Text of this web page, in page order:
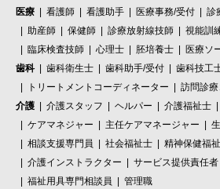
医療 看護師 看護助手 医療事務/受付 診
助産師
保健師 診療放射線技師 視能訓
臨床検査技師
心理士 胚培養士
医療ソ
歯科
歯科衛生士 歯科助手/受付 歯科技工
トリートメントコーディネーター
訪問診
介護
介護スタッフ ヘルパー 介護福祉士
ケアマネジャー
主任ケアマネージャー
相談支援専門員
社会福祉士 精神保健福
介護インストラクター
サービス提供責任者
福祉用具専門相談員
管理職